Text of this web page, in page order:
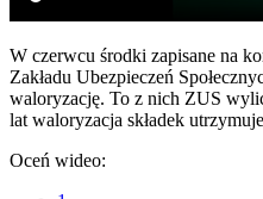
W czerwcu środki zapisane na
Zakładu Ubezpieczeń
waloryzację. To z nich ZUS
lat waloryzacja składek
Oceń wideo: